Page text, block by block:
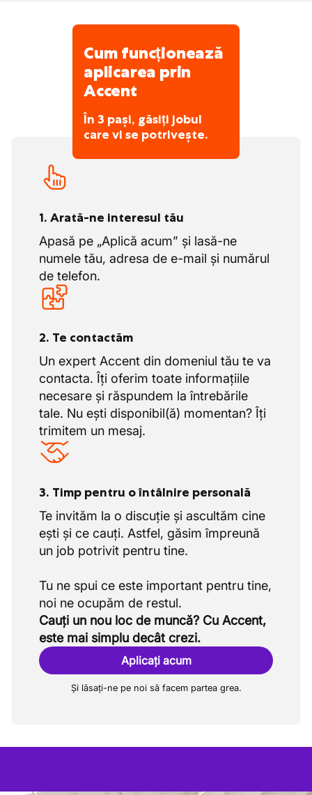
În același timp, monitorizează controlul
costurilor fără a face compromisuri la
flexibilitate și orientarea către client.
Cum funcționează
aplicarea prin
Accent
În 3 pași, găsiți jobul
care vi se potrivește.
1. Arată-ne interesul tău
Apasă pe „Aplică acum” și lasă-ne
numele tău, adresa de e-mail și numărul
de telefon.
2. Te contactăm
Un expert Accent din domeniul tău te va
contacta. Îți oferim toate informațiile
necesare și răspundem la întrebările
tale. Nu ești disponibil(ă) momentan? Îți
trimitem un mesaj.
3. Timp pentru o întâlnire personală
Te invităm la o discuție și ascultăm cine
ești și ce cauți. Astfel, găsim împreună
un job potrivit pentru tine.
Tu ne spui ce este important pentru tine,
Cauți un nou loc de muncă? Cu Accent,
este mai simplu decât crezi.
Aplicați acum
Și lăsați-ne pe noi să facem partea grea.